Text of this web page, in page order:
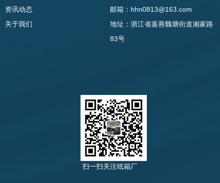
资讯动态
关于我们
邮箱：hhn0813@163.com
地址：浙江省嘉善魏塘街道湘家路
83号
扫一扫关注纸箱厂